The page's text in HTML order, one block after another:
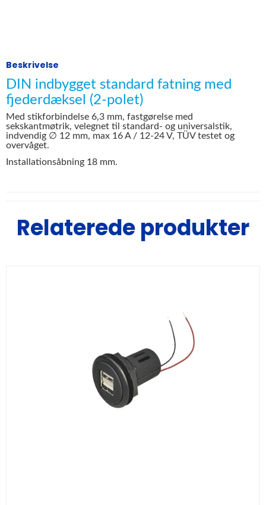
Beskrivelse
DIN indbygget standard fatning med
fjederdæksel (2-polet)
Med stikforbindelse 6,3 mm, fastgørelse med
sekskantmøtrik, velegnet til standard- og universalstik,
indvendig ∅ 12 mm, max 16 A / 12-24 V, TÜV testet og
overvåget.
Installationsåbning 18 mm.
Relaterede produkter